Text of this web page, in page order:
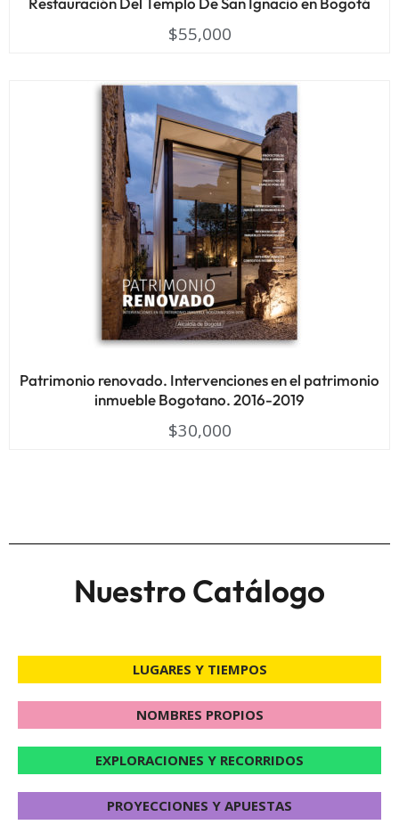
$55,000
Patrimonio renovado. Intervenciones en el patrimonio
inmueble Bogotano. 2016-2019
$30,000
Nuestro Catálogo
LUGARES Y TIEMPOS
NOMBRES PROPIOS
EXPLORACIONES Y RECORRIDOS
PROYECCIONES Y APUESTAS